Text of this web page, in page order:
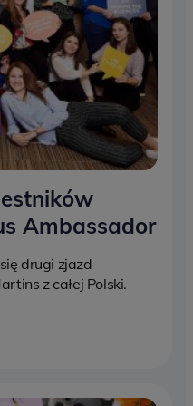
Ambassador
drugi zjazd
z całej Polski.